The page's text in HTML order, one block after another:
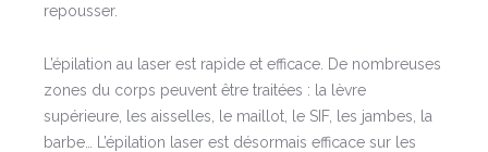
repousser.
L’épilation au laser est rapide et efficace. De nombreuses
zones du corps peuvent être traitées : la lèvre
supérieure, les aisselles, le maillot, le SIF, les jambes, la
barbe… L’épilation laser est désormais efficace sur les